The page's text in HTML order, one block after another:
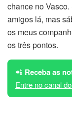
chance no
amigos lá, mas
os meus
os três pontos.
📲 Receba as
Entre no canal